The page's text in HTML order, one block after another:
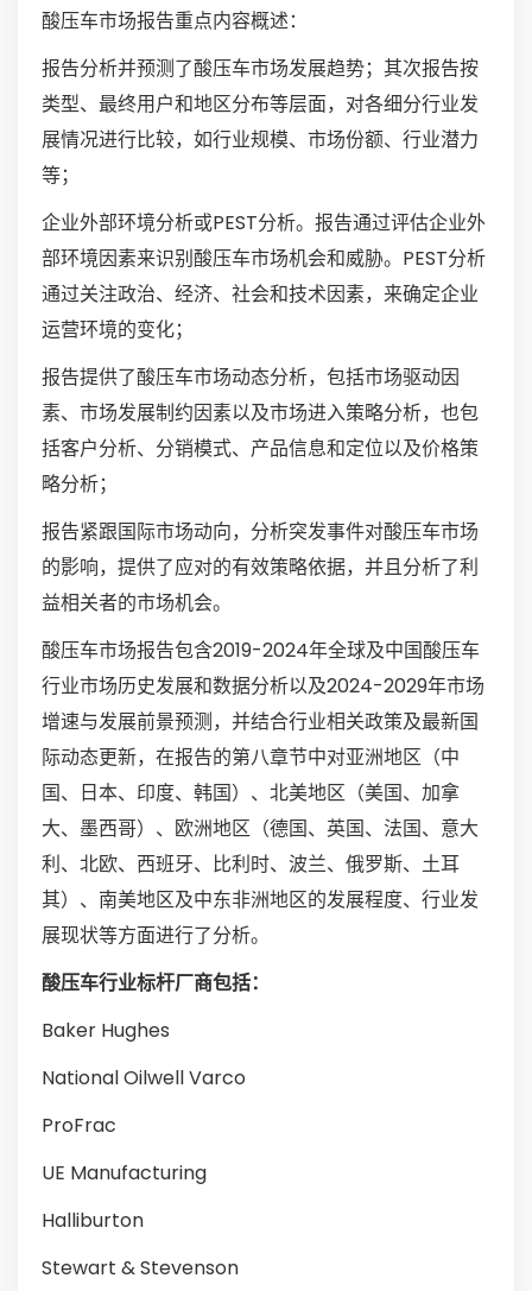
酸压车市场报告重点内容概述：
报告分析并预测了酸压车市场发展趋势；其次报告按
类型、最终用户和地区分布等层面，对各细分行业发
展情况进行比较，如行业规模、市场份额、行业潜力
等；
企业外部环境分析或PEST分析。报告通过评估企业外
部环境因素来识别酸压车市场机会和威胁。PEST分析
通过关注政治、经济、社会和技术因素，来确定企业
运营环境的变化；
报告提供了酸压车市场动态分析，包括市场驱动因
素、市场发展制约因素以及市场进入策略分析，也包
括客户分析、分销模式、产品信息和定位以及价格策
略分析；
报告紧跟国际市场动向，分析突发事件对酸压车市场
的影响，提供了应对的有效策略依据，并且分析了利
益相关者的市场机会。
酸压车市场报告包含2019-2024年全球及中国酸压车
行业市场历史发展和数据分析以及2024-2029年市场
增速与发展前景预测，并结合行业相关政策及最新国
际动态更新，在报告的第八章节中对亚洲地区（中
国、日本、印度、韩国）、北美地区（美国、加拿
大、墨西哥）、欧洲地区（德国、英国、法国、意大
利、北欧、西班牙、比利时、波兰、俄罗斯、土耳
其）、南美地区及中东非洲地区的发展程度、行业发
展现状等方面进行了分析。
酸压车行业标杆厂商包括：
Baker Hughes
National Oilwell Varco
ProFrac
UE Manufacturing
Halliburton
Stewart & Stevenson